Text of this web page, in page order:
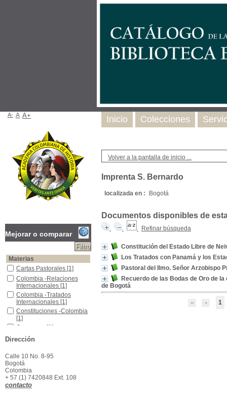
Volver a la pantalla de inicio ...
Imprenta S. Bernardo
localizada en : Bogotá
Documentos disponibles de
Refinar búsqueda
Constitución del Estado Libre de
Los Tratados con Panamá y los
Pastoral del Ilmo. Señor Arzobispo
Recuerdo de las Bodas de Oro de
de Bogotá
1
Inicio Colecciones
A- A A+
Mejorar o comparar
Materias
Cartas Pastorales
Cartas Pastorales [1]
Colombia -Relaciones Internacionales
Colombia -Relaciones
Internacionales [1]
Colombia -Tratados Internacionales
Colombia -Tratados
Internacionales [1]
Constituciones -Colombia
Constituciones -Colombia
[1]
Cuaresma
Cuaresma [1]
Neiva (Estado Libre) --Constitución, 1815
Neiva (Estado Libre) --
Dirección
Calle 10 No. 8-95
Bogotá
Colombia
+ 57 (1) 7420848 Ext. 108
contacto